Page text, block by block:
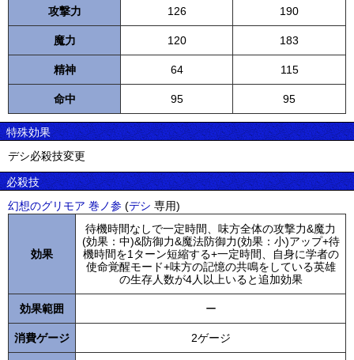
攻撃力 126 190
魔力 120 183
精神 64 115
命中 95 95
特殊効果
デシ必殺技変更
必殺技
幻想のグリモア 巻ノ参 (デシ 専用)
効果
待機時間なしで一定時間、味方全体の攻撃力&魔力
(効果：中)&防御力&魔法防御力(効果：小)アップ+待
機時間を1ターン短縮する+一定時間、自身に学者の
使命覚醒モード+味方の記憶の共鳴をしている英雄
の生存人数が4人以上いると追加効果
効果範囲 ー
消費ゲージ 2ゲージ